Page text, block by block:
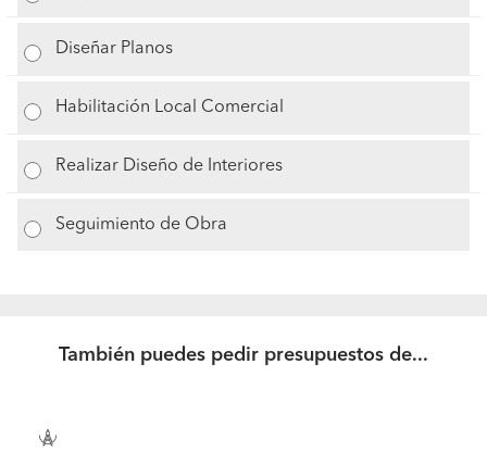
Diseñar Planos
Habilitación Local Comercial
Realizar Diseño de Interiores
Seguimiento de Obra
También puedes pedir presupuestos de...